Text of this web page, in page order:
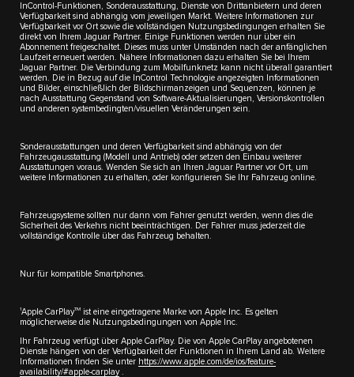
InControl-Funktionen, Sonderausstattung, Dienste von Drittanbietern und deren
Verfügbarkeit sind abhängig vom jeweiligen Markt. Weitere Informationen zur
Verfügbarkeit vor Ort sowie die vollständigen Nutzungsbedingungen erhalten Sie
direkt von Ihrem Jaguar Partner. Einige Funktionen werden nur über ein
Abonnement freigeschaltet. Dieses muss unter Umständen nach der anfänglichen
Laufzeit erneuert werden. Nähere Informationen dazu erhalten Sie bei Ihrem
Jaguar Partner. Die Verbindung zum Mobilfunknetz kann nicht überall garantiert
werden. Die in Bezug auf die InControl Technologie angezeigten Informationen
und Bilder, einschließlich der Bildschirmanzeigen und Sequenzen, können je
nach Ausstattung Gegenstand von Software-Aktualisierungen, Versionskontrollen
und anderen systembedingten/visuellen Veränderungen sein.
Sonderausstattungen und deren Verfügbarkeit sind abhängig von der
Fahrzeugausstattung (Modell und Antrieb) oder setzen den Einbau weiterer
Ausstattungen voraus. Wenden Sie sich an Ihren Jaguar Partner vor Ort, um
weitere Informationen zu erhalten, oder konfigurieren Sie Ihr Fahrzeug online.
Fahrzeugsysteme sollten nur dann vom Fahrer genutzt werden, wenn dies die
Sicherheit des Verkehrs nicht beeinträchtigen. Der Fahrer muss jederzeit die
vollständige Kontrolle über das Fahrzeug behalten.
Nur für kompatible Smartphones.
1Apple CarPlayTM ist eine eingetragene Marke von Apple Inc. Es gelten
möglicherweise die Nutzungsbedingungen von Apple Inc.
Ihr Fahrzeug verfügt über Apple CarPlay. Die von Apple CarPlay angebotenen
Dienste hängen von der Verfügbarkeit der Funktionen in Ihrem Land ab. Weitere
Informationen finden Sie unter https://www.apple.com/de/ios/feature-
availability/#apple-carplay.